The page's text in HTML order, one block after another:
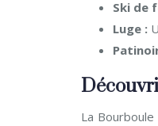
Ski de
Luge :
La